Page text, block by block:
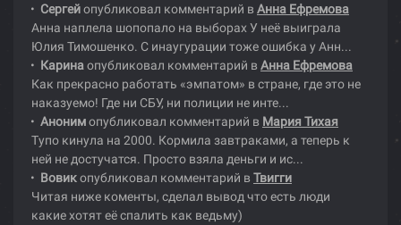
Сергейопубликовал комментарий в Анна Ефремова
Анна наплела шопопало на выборах У неё выиграла
Юлия Тимошенко. С инаугурации тоже ошибка у Анн...
Каринаопубликовал комментарий в Анна Ефремова
Как прекрасно работать «эмпатом» в стране, где это не
наказуемо! Где ни СБУ, ни полиции не инте...
Анонимопубликовал комментарий в Мария Тихая
Тупо кинула на 2000. Кормила завтраками, а теперь к
ней не достучатся. Просто взяла деньги и ис...
Вовикопубликовал комментарий в Твигги
Читая ниже коменты, сделал вывод что есть люди
какие хотят её спалить как ведьму)